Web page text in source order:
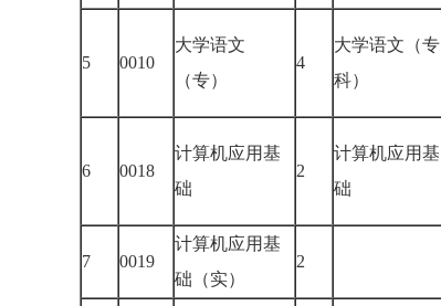
5 0010
大学语文
（专）
4
大学语文（专
科）
6 0018
计算机应用基
础
2
计算机应用基
础
7 0019
计算机应用基
础（实）
2